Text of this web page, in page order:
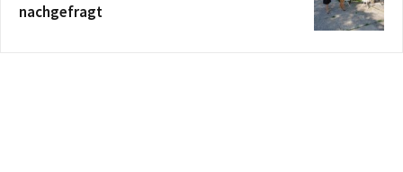
nachgefragt